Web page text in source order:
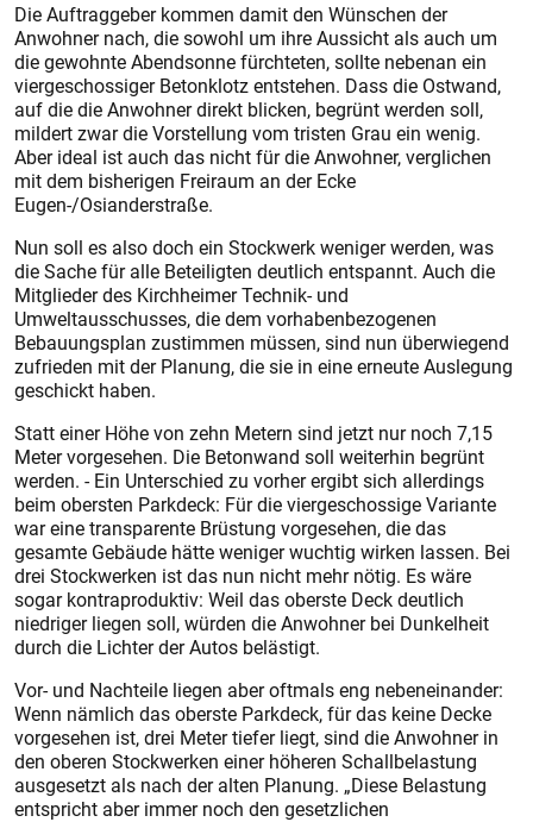
Die Auftraggeber kommen damit den Wünschen der
Anwohner nach, die sowohl um ihre Aussicht als auch um
die gewohnte Abendsonne fürchteten, sollte nebenan ein
viergeschossiger Betonklotz entstehen. Dass die Ostwand,
auf die die Anwohner direkt blicken, begrünt werden soll,
mildert zwar die Vorstellung vom tristen Grau ein wenig.
Aber ideal ist auch das nicht für die Anwohner, verglichen
mit dem bisherigen Freiraum an der Ecke
Eugen-/Osianderstraße.
Nun soll es also doch ein Stockwerk weniger werden, was
die Sache für alle Beteiligten deutlich entspannt. Auch die
Mitglieder des Kirchheimer Technik- und
Umweltausschusses, die dem vorhabenbezogenen
Bebauungsplan zustimmen müssen, sind nun überwiegend
zufrieden mit der Planung, die sie in eine erneute Auslegung
geschickt haben.
Statt einer Höhe von zehn Metern sind jetzt nur noch 7,15
Meter vorgesehen. Die Betonwand soll weiterhin begrünt
werden. - Ein Unterschied zu vorher ergibt sich allerdings
beim obersten Parkdeck: Für die viergeschossige Variante
war eine transparente Brüstung vorgesehen, die das
gesamte Gebäude hätte weniger wuchtig wirken lassen. Bei
drei Stockwerken ist das nun nicht mehr nötig. Es wäre
sogar kontraproduktiv: Weil das oberste Deck deutlich
niedriger liegen soll, würden die Anwohner bei Dunkelheit
durch die Lichter der Autos belästigt.
Vor- und Nachteile liegen aber oftmals eng nebeneinander:
Wenn nämlich das oberste Parkdeck, für das keine Decke
vorgesehen ist, drei Meter tiefer liegt, sind die Anwohner in
den oberen Stockwerken einer höheren Schallbelastung
ausgesetzt als nach der alten Planung. „Diese Belastung
entspricht aber immer noch den gesetzlichen